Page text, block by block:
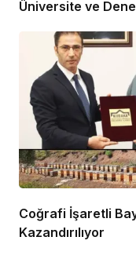
Üniversite ve
Coğrafi İşaretli
Kazandırılıyor